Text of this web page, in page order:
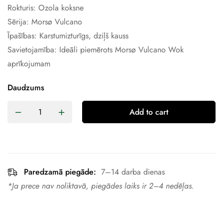
Rokturis: Ozola koksne
Sērija: Morsø Vulcano
Īpašības: Karstumizturīgs, dziļš kauss
Savietojamība: Ideāli piemērots Morsø Vulcano Wok
aprīkojumam
Daudzums
Add to cart
Paredzamā piegāde: 7–14 darba dienas
*Ja prece nav noliktavā, piegādes laiks ir 2–4 nedēļas.